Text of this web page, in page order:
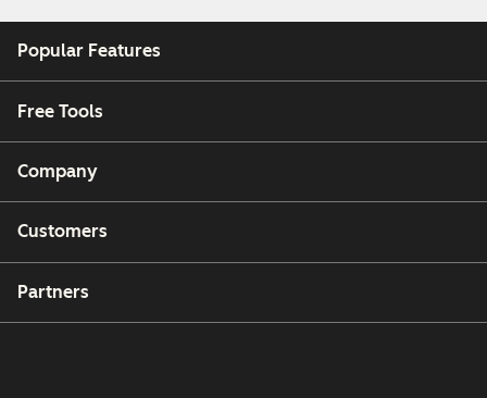
Popular Features
Free Tools
Company
Customers
Partners